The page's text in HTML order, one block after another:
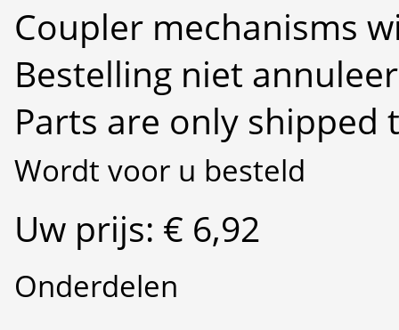
Coupler mechanisms
Bestelling niet
Parts are only shipped
Wordt voor u besteld
Uw prijs: € 6,92
Onderdelen